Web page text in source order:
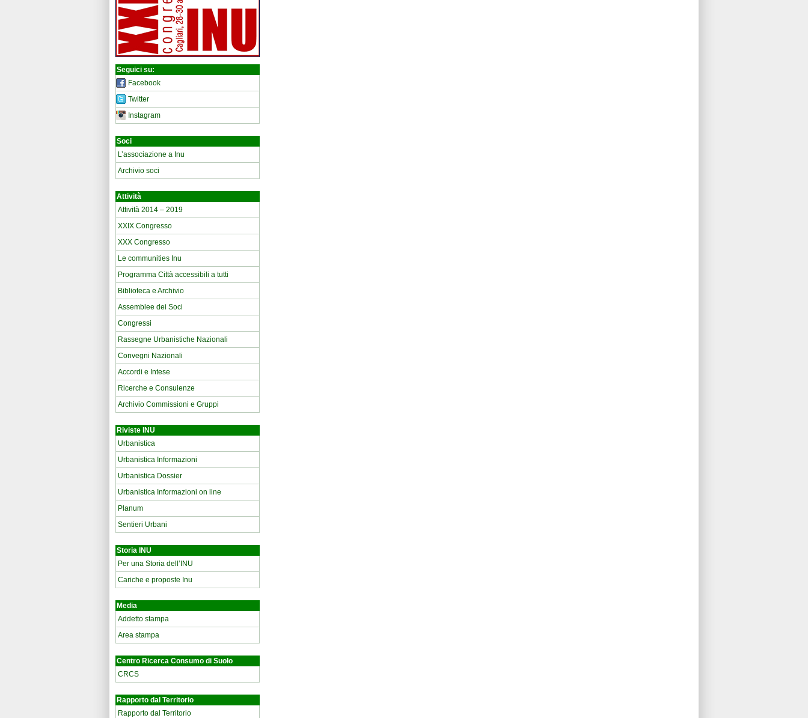
Seguici su:
Facebook
Twitter
Instagram
Soci
L’associazione a Inu
Archivio soci
Attività
Attività 2014 – 2019
XXIX Congresso
XXX Congresso
Le communities Inu
Programma Città accessibili a tutti
Biblioteca e Archivio
Assemblee dei Soci
Congressi
Rassegne Urbanistiche Nazionali
Convegni Nazionali
Accordi e Intese
Ricerche e Consulenze
Archivio Commissioni e Gruppi
Riviste INU
Urbanistica
Urbanistica Informazioni
Urbanistica Dossier
Urbanistica Informazioni on line
Planum
Sentieri Urbani
Storia INU
Per una Storia dell’INU
Cariche e proposte Inu
Media
Addetto stampa
Area stampa
Centro Ricerca Consumo di Suolo
CRCS
Rapporto dal Territorio
Rapporto dal Territorio